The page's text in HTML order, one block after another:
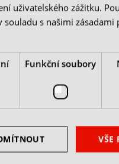
200
Kleště
čelistmi
294 Kč
uživatelského zážitku.
s našimi zásadami
Funkční soubory
VŠE